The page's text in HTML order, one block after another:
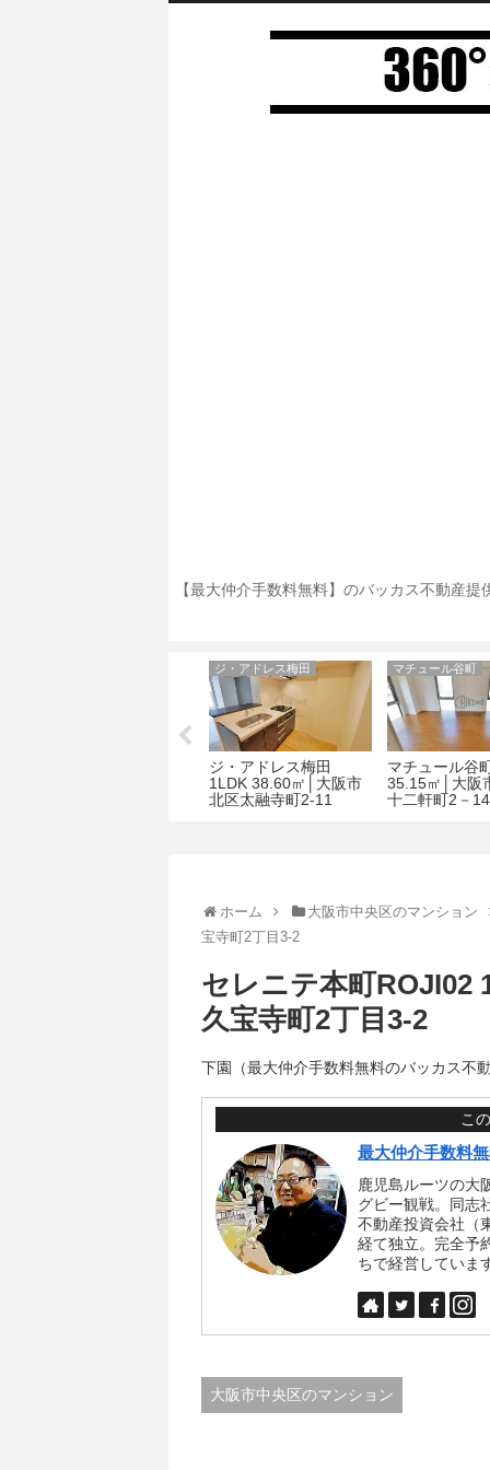
【最大仲介手数料無料】のバッカス不動産
ジ・アドレス梅田
ジ・アドレス梅田
1LDK 38.60㎡│大阪市
北区太融寺町2-11
マチュール谷町
マチュール谷
35.15㎡│大阪
十二軒町2－14
ホーム 大阪市中央区のマンション
宝寺町2丁目3-2
セレニテ本町ROJI02
久宝寺町2丁目3-2
下園（最大仲介手数料無料のバッカス不動
こ
最大仲介手数料
鹿児島ルーツの大
グビー観戦。同志
不動産投資会社（
経て独立。完全予
ちで経営していま
大阪市中央区のマンション